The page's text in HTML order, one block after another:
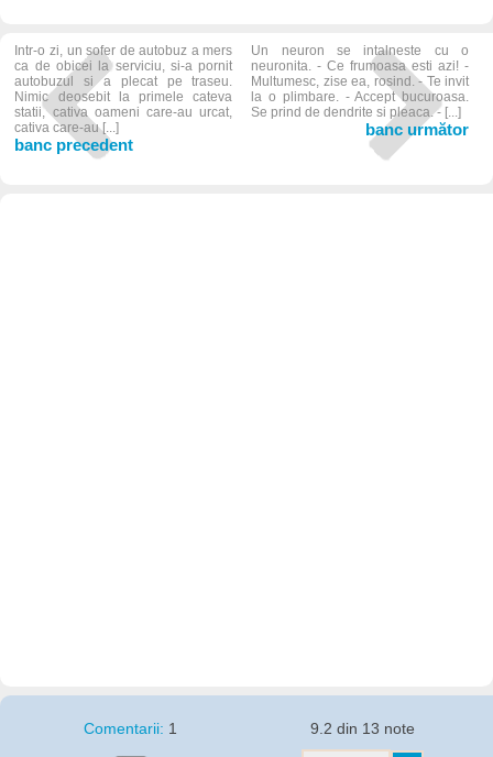
Intr-o zi, un sofer de autobuz a mers
ca de obicei la serviciu, si-a pornit
autobuzul si a plecat pe traseu.
Nimic deosebit la primele cateva
statii, cativa oameni care-au urcat,
cativa care-au [...]
banc precedent
Un neuron se intalneste cu o
neuronita. - Ce frumoasa esti azi! -
Multumesc, zise ea, rosind. - Te invit
la o plimbare. - Accept bucuroasa.
Se prind de dendrite si pleaca. - [...]
banc următor
Comentarii: 1 9.2 din 13 note